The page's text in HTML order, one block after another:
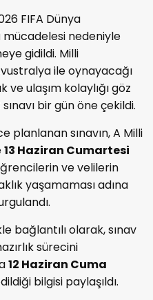
FIFA Dünya
mücadelesi nedeniyle
gidildi. Milli
ile oynayacağı
ve ulaşım kolaylığı göz
bir gün öne çekildi.
planlanan sınavın, A Milli
13 Haziran Cumartesi
ve velilerin
yaşamaması adına
bağlantılı olarak, sınav
sürecini
12 Haziran Cuma
bilgisi paylaşıldı.